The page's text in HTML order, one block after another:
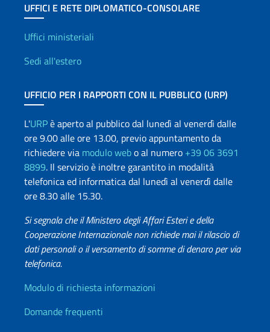
UFFICI E RETE DIPLOMATICO-CONSOLARE
Uffici e Rete diplomatica
Uffici ministeriali
Sedi all'estero
UFFICIO PER I RAPPORTI CON IL PUBBLICO (URP)
L'URPè aperto al pubblico dal lunedì al venerdì dalle
ore 9.00 alle ore 13.00, previo appuntamento da
richiedere via modulo webo al numero +39 06 3691
8899. Il servizio è inoltre garantito in modalità
telefonica ed informatica dal lunedì al venerdì dalle
ore 8.30 alle 15.30.
Si segnala che il Ministero degli Affari Esteri e della
Cooperazione Internazionale non richiede mai il rilascio di
dati personali o il versamento di somme di denaro per via
telefonica.
Info utili
Modulo di richiesta informazioni
Domande frequenti